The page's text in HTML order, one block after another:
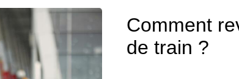
Comment
de train ?